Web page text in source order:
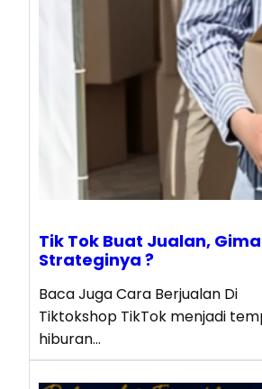
Tik Tok Buat Jualan,
Strateginya ?
Baca Juga Cara Berjualan Di
Tiktokshop TikTok menjadi
hiburan…